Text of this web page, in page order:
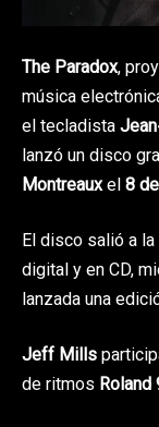
The Paradox,
música
el tecladista
lanzó un disco
Montreauxel8
El disco salió a
digital y en CD,
lanzada una
Jeff Mills
de ritmos Roland